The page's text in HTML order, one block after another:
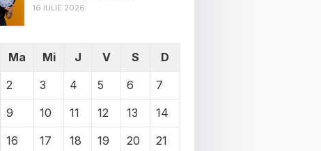
16 IULIE 2026
Ma Mi J V S
D
2 3 4 5 6
7
9 10 11 12 13
14
16 17 18 19 20 21